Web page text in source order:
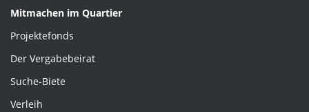
Mitmachen im Quartier
Projektefonds
Der Vergabebeirat
Suche-Biete
Verleih